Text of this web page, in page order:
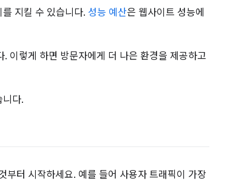
지킬 수 있습니다. 성능 예산은 웹사이트 성능에
이렇게 하면 방문자에게 더 나은 환경을 제공하고
니다.
부터 시작하세요. 예를 들어 사용자 트래픽이 가장